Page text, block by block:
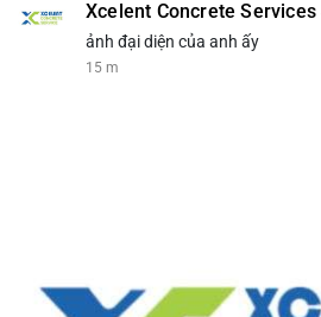
Xcelent Concrete
ảnh đại diện của anh ấy
15 m